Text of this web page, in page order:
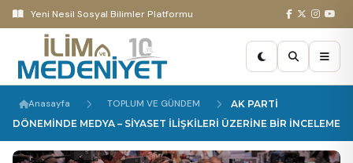
Yeni Nesil Sosyal Bilimler Platformu
Anasayfa TOPLUM VE GÜNDEM
AK PARTİ
DÖNEMİNDE MEDYA – SİYASET İLİŞKİLERİ ÜZERİNE BİR İNCELEME